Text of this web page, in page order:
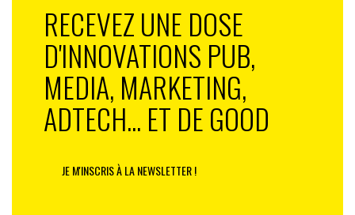
RECEVEZ UNE DOSE
D'INNOVATIONS PUB,
MEDIA, MARKETING,
ADTECH... ET DE GOOD
JE M'INSCRIS À LA NEWSLETTER !